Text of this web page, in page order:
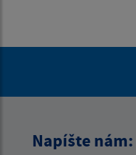
Napíšte nám: